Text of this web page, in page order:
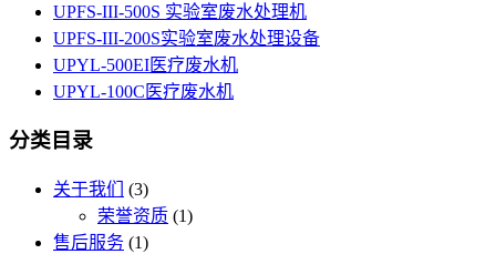
UPFS-III-500S 实验室废水处理机
UPFS-III-200S实验室废水处理设备
UPYL-500EI医疗废水机
UPYL-100C医疗废水机
分类目录
关于我们
(3)
荣誉资质 (1)
售后服务 (1)